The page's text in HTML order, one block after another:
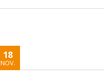
18
NOV.